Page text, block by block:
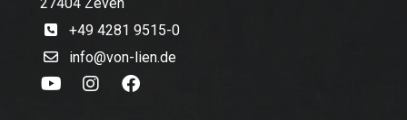
+49 4281 9515-0
info@von-lien.de